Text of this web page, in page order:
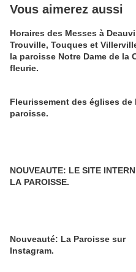
Vous aimerez aussi
Horaires des Messes à
Trouville, Touques et
la paroisse Notre Dame de la
fleurie.
Fleurissement des églises de
paroisse.
NOUVEAUTE: LE SITE
LA PAROISSE.
Nouveauté: La Paroisse sur
Instagram.